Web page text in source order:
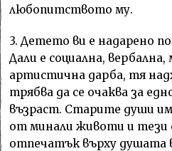
любопитството му.
3. Детето ви е надарено
Дали е социална, вербална,
артистична дарба, тя
трябва да се очаква за
възраст. Старите души
от минали животи и тези
отпечатък върху душата